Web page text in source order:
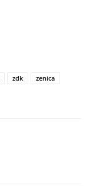
zdk
zenica